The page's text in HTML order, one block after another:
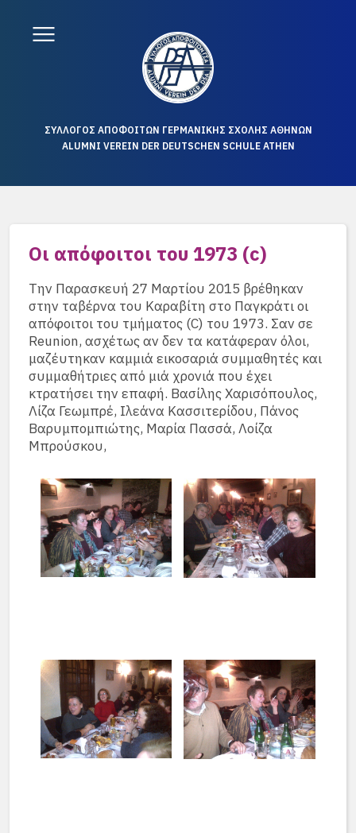
ΣΥΛΛΟΓΟΣ ΑΠΟΦΟΙΤΩΝ ΓΕΡΜΑΝΙΚΗΣ ΣΧΟΛΗΣ ΑΘΗΝΩΝ
ALUMNI VEREIN DER DEUTSCHEN SCHULE ATHEN
Oι απόφοιτοι του 1973 (c)
Την Παρασκευή 27 Μαρτίου 2015 βρέθηκαν
στην ταβέρνα του Καραβίτη στο Παγκράτι οι
απόφοιτοι του τμήματος (C) του 1973. Σαν σε
Reunion, ασχέτως αν δεν τα κατάφεραν όλοι,
μαζέυτηκαν καμμιά εικοσαριά συμμαθητές και
συμμαθήτριες από μιά χρονιά που έχει
κτρατήσει την επαφή. Βασίλης Χαρισόπουλος,
Λίζα Γεωμπρέ, Ιλεάνα Κασσιτερίδου, Πάνος
Βαρυμπομπιώτης, Μαρία Πασσά, Λοίζα
Μπρούσκου,